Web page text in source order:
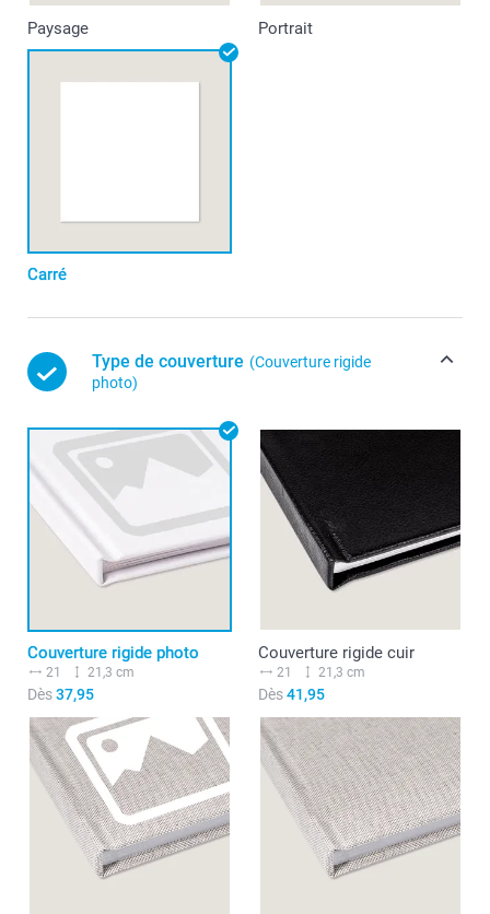
Paysage Portrait
Carré
Type de couverture (Couverture rigide
photo)
Couverture rigide photo
21 21,3 cm
Dès37,95
Couverture rigide cuir
21 21,3 cm
Dès41,95